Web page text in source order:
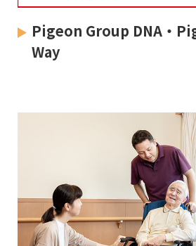
Pigeon Group DNA・
Way